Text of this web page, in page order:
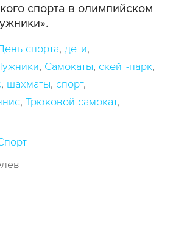
спорта в олимпийском
спорта дети
Самокаты скейт-парк
шахматы спорт
Трюковой самокат